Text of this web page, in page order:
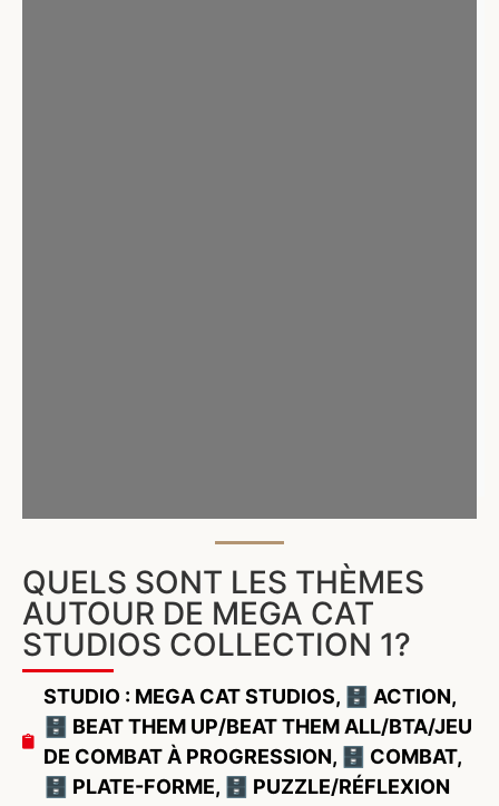
QUELS SONT LES THÈMES
AUTOUR DE MEGA CAT
STUDIOS COLLECTION 1?
STUDIO : MEGA CAT STUDIOS, 🗄️ ACTION,
🗄️ BEAT THEM UP/BEAT THEM ALL/BTA/JEU
DE COMBAT À PROGRESSION, 🗄️ COMBAT,
🗄️ PLATE-FORME, 🗄️ PUZZLE/RÉFLEXION